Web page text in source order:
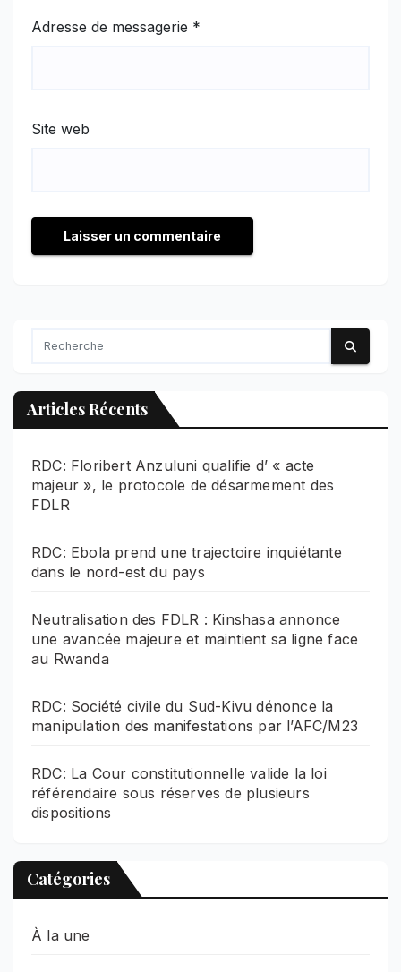
Adresse de messagerie *
Site web
Articles Récents
RDC: Floribert Anzuluni qualifie d’ « acte
majeur », le protocole de désarmement des
FDLR
RDC: Ebola prend une trajectoire inquiétante
dans le nord-est du pays
Neutralisation des FDLR : Kinshasa annonce
une avancée majeure et maintient sa ligne face
au Rwanda
RDC: Société civile du Sud-Kivu dénonce la
manipulation des manifestations par l’AFC/M23
RDC: La Cour constitutionnelle valide la loi
référendaire sous réserves de plusieurs
dispositions
Catégories
À la une